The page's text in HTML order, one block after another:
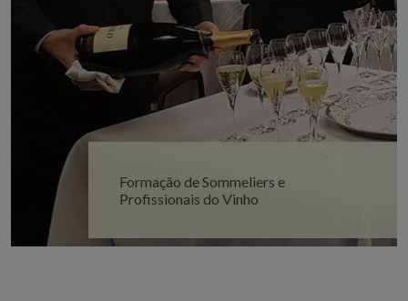
Formação de Sommeliers e
Profissionais do Vinho